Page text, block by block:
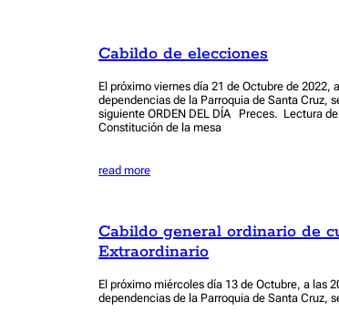
Cabildo de elecciones
El próximo viernes día 21 de Octubre de 2022,
dependencias de la Parroquia de Santa Cruz,
siguiente ORDEN DEL DÍA Preces. Lectura
Constitución de la mesa
read more
Cabildo general ordinario de
Extraordinario
El próximo miércoles día 13 de Octubre, a las
dependencias de la Parroquia de Santa Cruz,